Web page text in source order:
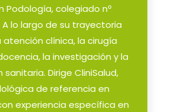
Podología, colegiado nº
A lo largo de su trayectoria
atención clínica, la cirugía
la investigación y la
sanitaria. Dirige CliniSalud,
de referencia en
experiencia específica en